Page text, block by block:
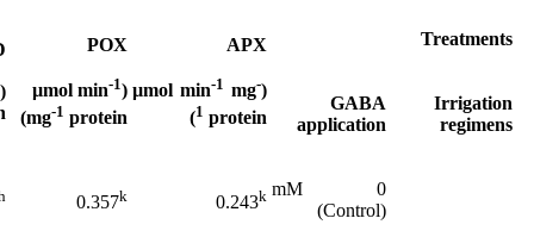
Treatments
APX
(µmol min
-1 mg-
1 protein)
POX
(µmol min
-1
mg-1 protein)
Irrigation
regimens
GABA
application
0 mM
(Control)
0.243k
0.357k